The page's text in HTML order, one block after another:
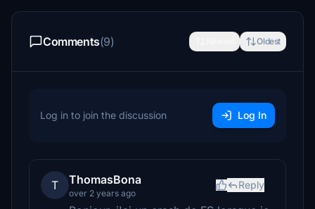
Comments(9) Oldest
Log in to join the discussion Log In
T ThomasBona
over 2 years ago
Reply